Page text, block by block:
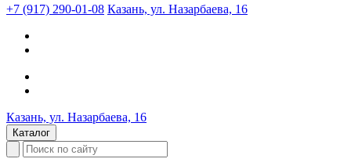
+7 (917) 290-01-08 Казань, ул. Назарбаева, 16
Казань, ул. Назарбаева, 16
Каталог